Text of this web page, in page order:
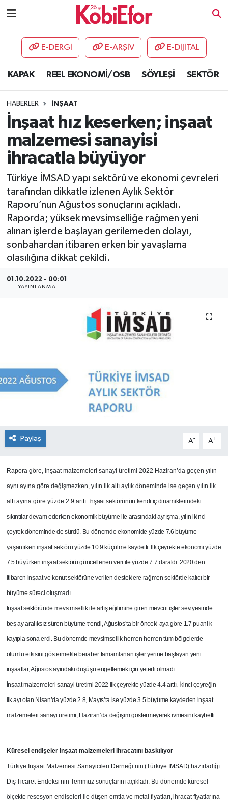
E-DERGİ E-ARŞİV E-DİJİTAL
KAPAK REEL EKONOMİ/OSB SÖYLEŞİ SEKTÖR
HABERLER İNŞAAT
İnşaat hız keserken; inşaat
malzemesi sanayisi
ihracatla büyüyor
Türkiye İMSAD yapı sektörü ve ekonomi çevreleri
tarafından dikkatle izlenen Aylık Sektör
Raporu’nun Ağustos sonuçlarını açıkladı.
Raporda; yüksek mevsimselliğe rağmen yeni
alınan işlerde başlayan gerilemeden dolayı,
sonbahardan itibaren erken bir yavaşlama
olasılığına dikkat çekildi.
01.10.2022 - 00:01
YAYINLANMA
Paylaş A- A+
Rapora göre, inşaat malzemeleri sanayi üretimi 2022 Haziran’da geçen yılın
aynı ayına göre değişmezken, yılın ilk altı aylık döneminde ise geçen yılın ilk
altı ayına göre yüzde 2.9 arttı. İnşaat sektörünün kendi iç dinamiklerindeki
sıkıntılar devam ederken ekonomik büyüme ile arasındaki ayrışma, yılın ikinci
çeyrek döneminde de sürdü. Bu dönemde ekonomide yüzde 7.6 büyüme
yaşanırken inşaat sektörü yüzde 10.9 küçülme kaydetti. İlk çeyrekte ekonomi yüzde
7.5 büyürken inşaat sektörü güncellenen veri ile yüzde 7.7 daraldı. 2020’den
itibaren inşaat ve konut sektörüne verilen desteklere rağmen sektörde kalıcı bir
büyüme süreci oluşmadı.
İnşaat sektöründe mevsimsellik ile artış eğilimine giren mevcut işler seviyesinde
beş ay aralıksız süren büyüme trendi, Ağustos’ta bir önceki aya göre 1.7 puanlık
kayıpla sona erdi. Bu dönemde mevsimsellik hemen hemen tüm bölgelerde
olumlu etkisini göstermekle beraber tamamlanan işler yerine başlayan yeni
inşaatlar, Ağustos ayındaki düşüşü engellemek için yeterli olmadı.
İnşaat malzemeleri sanayi üretimi 2022 ilk çeyrekte yüzde 4.4 arttı. İkinci çeyreğin
ilk ayı olan Nisan’da yüzde 2.8, Mayıs’ta ise yüzde 3.5 büyüme kaydeden inşaat
malzemeleri sanayi üretimi, Haziran’da değişim göstermeyerek ivmesini kaybetti.
Küresel endişeler inşaat malzemeleri ihracatını baskılıyor
Türkiye İnşaat Malzemesi Sanayicileri Derneği’nin (Türkiye İMSAD) hazırladığı
Dış Ticaret Endeksi’nin Temmuz sonuçlarını açıkladı. Bu dönemde küresel
ölçekte resesyon endişeleri ile düşen emtia ve metal fiyatları, ihracat fiyatlarına
AKADEMİ
DESTEK-TEŞVİK
ETKİNLİK
GÜNCEL
KAPAK
OSB
SEKTÖR